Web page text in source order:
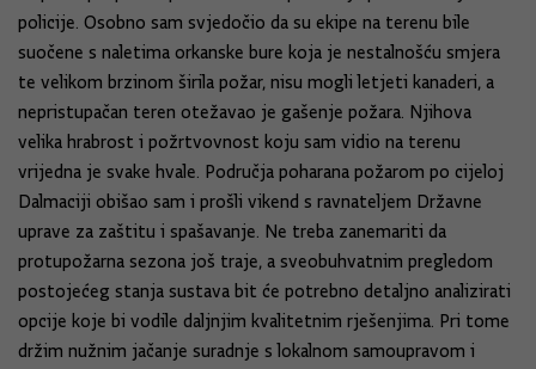
policije. Osobno sam svjedočio da su ekipe na terenu bile
suočene s naletima orkanske bure koja je nestalnošću smjera
te velikom brzinom širila požar, nisu mogli letjeti kanaderi, a
nepristupačan teren otežavao je gašenje požara. Njihova
velika hrabrost i požrtvovnost koju sam vidio na terenu
vrijedna je svake hvale. Područja poharana požarom po cijeloj
Dalmaciji obišao sam i prošli vikend s ravnateljem Državne
uprave za zaštitu i spašavanje. Ne treba zanemariti da
protupožarna sezona još traje, a sveobuhvatnim pregledom
postojećeg stanja sustava bit će potrebno detaljno analizirati
opcije koje bi vodile daljnjim kvalitetnim rješenjima. Pri tome
držim nužnim jačanje suradnje s lokalnom samoupravom i